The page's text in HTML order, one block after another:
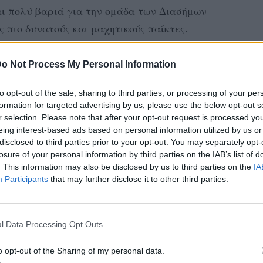
Not Process My Personal Information
opt-out of the sale, sharing to third parties, or processing of your
for targeted advertising by us, please use the below opt-out
selection. Please note that after your opt-out request is processed
interest-based ads based on personal information utilized by us
to third parties prior to your opt-out. You may separately
of your personal information by third parties on the IAB’s list of
This information may also be disclosed by us to third parties on the
Participants that may further disclose it to other third parties.
Data Processing Opt Outs
opt-out of the Sharing of my personal data.
πολύ βαριά για την ομάδα των Διασήμων
δυνατούς και μαχητικούς παίκτες.
παγκόσμιος πρωταθλητής πάλης
και τον Άγιο Δομίνικο γιατί
του. Η αποχώρησή του θα
και τη θέση του θα πάρει η Κάτια
και αρκετές μέρες εκτός παιχνιδιού και
πως βρίσκεται στο νοσοκομείο.
από την παραγωγή, ώστε να
υπόθεση των στημένων αγώνων φαίνεται